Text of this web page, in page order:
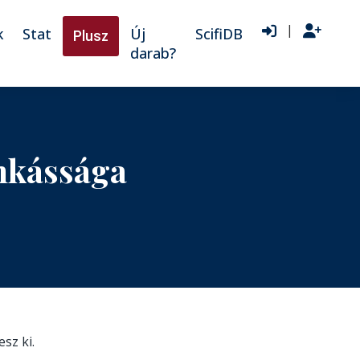
Stat Plusz
Új
darab?
ScifiDB |
ki.